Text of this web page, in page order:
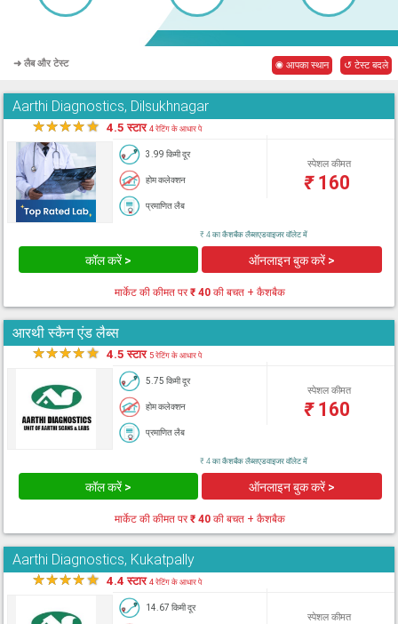
➜ लैब और टेस्ट ◉ आपका स्थान ↺ टेस्ट बदले
Aarthi Diagnostics, Dilsukhnagar
★★★★★ 4.5 स्टार4 रेटिंग के आधार पे
3.99 किमी दूर
होम कलेक्शन
प्रमाणित लैब
स्पेशल कीमत
₹160
₹ 4 का कैशबैक लैब्सएडवाइजर वॉलेट में
कॉल करें > ऑनलाइन बुक करें >
मार्केट की कीमत पर₹ 40 की बचत + कैशबैक
आरथी स्कैन एंड लैब्स
★★★★★ 4.5 स्टार5 रेटिंग के आधार पे
5.75 किमी दूर
होम कलेक्शन
प्रमाणित लैब
स्पेशल कीमत
₹160
₹ 4 का कैशबैक लैब्सएडवाइजर वॉलेट में
कॉल करें > ऑनलाइन बुक करें >
मार्केट की कीमत पर₹ 40 की बचत + कैशबैक
Aarthi Diagnostics, Kukatpally
★★★★★ 4.4 स्टार4 रेटिंग के आधार पे
14.67 किमी दूर
स्पेशल कीमत